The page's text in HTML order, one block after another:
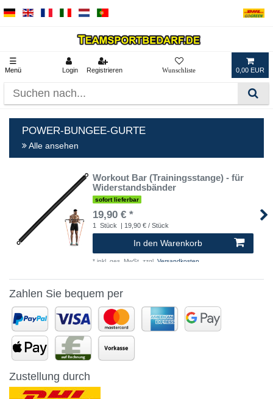
☰
Menü Login Registrieren 0,00 EUR
POWER-BUNGEE-GURTE
Alle ansehen
Workout Bar (Trainingsstange) - für
Widerstandsbänder
sofort lieferbar
19,90 € *
1 Stück | 19,90 € / Stück
In den Warenkorb
* inkl. ges. MwSt. zzgl. Versandkosten
Zahlen Sie bequem per
Zustellung durch